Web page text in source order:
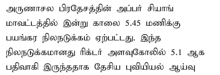
அருணாசல பிரதேசத்தின் அப்பர் சியாங்
மாவட்டத்தில் இன்று காலை 5.45 மணிக்கு
பயங்கர நிலநடுக்கம் ஏற்பட்டது. இந்த
நிலநடுக்கமானது ரிக்டர் அளவுகோலில் 5.1 ஆக
பதிவாகி இருந்ததாக தேசிய புவியியல் ஆய்வு